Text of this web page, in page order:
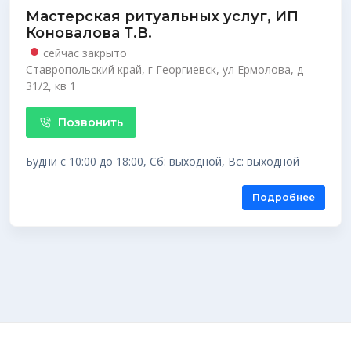
Мастерская ритуальных услуг, ИП
Коновалова Т.В.
сейчас закрыто
Ставропольский край, г Георгиевск, ул Ермолова, д
31/2, кв 1
Позвонить
Будни с 10:00 до 18:00, Сб: выходной, Вс: выходной
Подробнее